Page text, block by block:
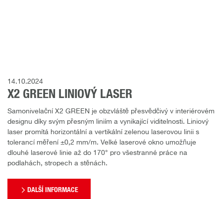
14.10.2024
X2 GREEN LINIOVÝ LASER
Samonivelační X2 GREEN je obzvláště přesvědčivý v interiérovém
designu díky svým přesným liniím a vynikající viditelnosti. Liniový
laser promítá horizontální a vertikální zelenou laserovou linii s
tolerancí měření ±0,2 mm/m. Velké laserové okno umožňuje
dlouhé laserové linie až do 170° pro všestranné práce na
podlahách, stropech a stěnách.
DALŠÍ INFORMACE